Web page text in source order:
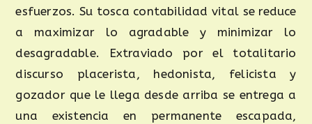
esfuerzos. Su tosca contabilidad vital se reduce
a maximizar lo agradable y minimizar lo
desagradable. Extraviado por el totalitario
discurso placerista, hedonista, felicista y
gozador que le llega desde arriba se entrega a
una existencia en permanente escapada,